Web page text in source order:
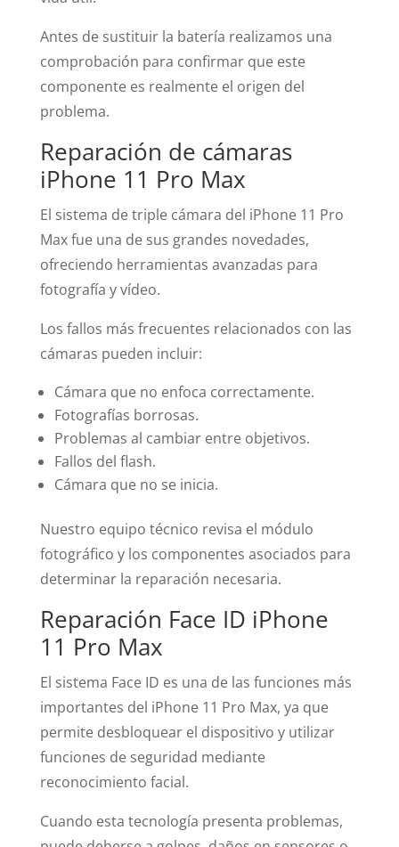
Antes de sustituir la batería realizamos una
comprobación para confirmar que este
componente es realmente el origen del
problema.
Reparación de cámaras
iPhone 11 Pro Max
El sistema de triple cámara del iPhone 11 Pro
Max fue una de sus grandes novedades,
ofreciendo herramientas avanzadas para
fotografía y vídeo.
Los fallos más frecuentes relacionados con las
cámaras pueden incluir:
Cámara que no enfoca correctamente.
Fotografías borrosas.
Problemas al cambiar entre objetivos.
Fallos del flash.
Cámara que no se inicia.
Nuestro equipo técnico revisa el módulo
fotográfico y los componentes asociados para
determinar la reparación necesaria.
Reparación Face ID iPhone
11 Pro Max
El sistema Face ID es una de las funciones más
importantes del iPhone 11 Pro Max, ya que
permite desbloquear el dispositivo y utilizar
funciones de seguridad mediante
reconocimiento facial.
Cuando esta tecnología presenta problemas,